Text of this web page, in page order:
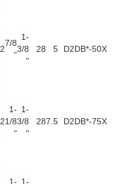
D2DB*-50X
5
28
1-
3/8
"
7/8
"
2
D2DB*-75X
7.5
28
1-
3/8
"
1-
1/8
"
2
1-
1-